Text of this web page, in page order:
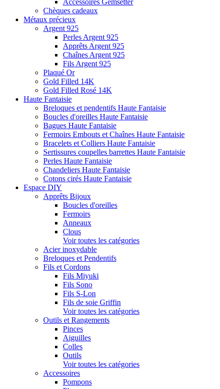
Accessoires Gemsetter
Chèques cadeaux
Métaux précieux
Argent 925
Perles Argent 925
Apprêts Argent 925
Chaînes Argent 925
Fils Argent 925
Plaqué Or
Gold Filled 14K
Gold Filled Rosé 14K
Haute Fantaisie
Breloques et pendentifs Haute Fantaisie
Boucles d'oreilles Haute Fantaisie
Bagues Haute Fantaisie
Fermoirs Embouts et Chaînes Haute Fantaisie
Bracelets et Colliers Haute Fantaisie
Sertissures coupelles barrettes Haute Fantaisie
Perles Haute Fantaisie
Chandeliers Haute Fantaisie
Cotons cirés Haute Fantaisie
Espace DIY
Apprêts Bijoux
Boucles d'oreilles
Fermoirs
Anneaux
Clous
Voir toutes les catégories
Acier inoxydable
Breloques et Pendentifs
Fils et Cordons
Fils Miyuki
Fils Sono
Fils S-Lon
Fils de soie Griffin
Voir toutes les catégories
Outils et Rangements
Pinces
Aiguilles
Colles
Outils
Voir toutes les catégories
Accessoires
Pompons